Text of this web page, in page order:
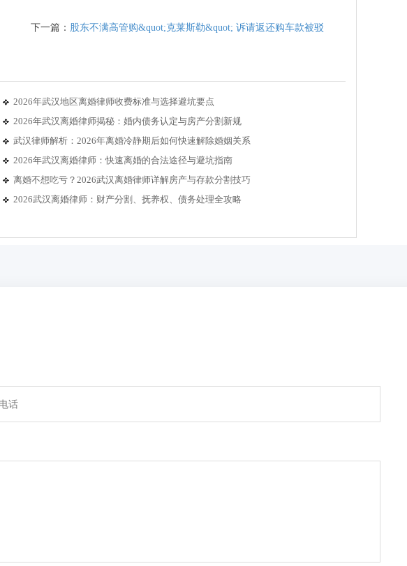
下一篇： 股东不满高管购&quot;克莱斯勒&quot; 诉请返还购车款被驳
2026年武汉地区离婚律师收费标准与选择避坑要点
2026年武汉离婚律师揭秘：婚内债务认定与房产分割新规
武汉律师解析：2026年离婚冷静期后如何快速解除婚姻关系
2026年武汉离婚律师：快速离婚的合法途径与避坑指南
离婚不想吃亏？2026武汉离婚律师详解房产与存款分割技巧
2026武汉离婚律师：财产分割、抚养权、债务处理全攻略